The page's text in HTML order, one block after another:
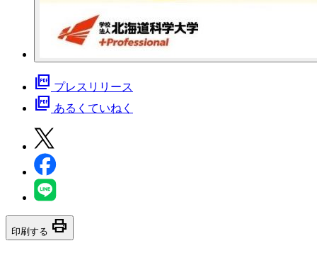
picture_as_pdf プレスリリース
picture_as_pdf あるくていねく
印刷する print